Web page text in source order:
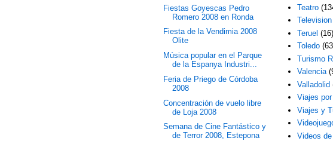
Fiestas Goyescas Pedro
Romero 2008 en Ronda
Fiesta de la Vendimia 2008
Olite
Música popular en el Parque
de la Espanya Industri...
Feria de Priego de Córdoba
2008
Concentración de vuelo libre
de Loja 2008
Semana de Cine Fantástico y
de Terror 2008, Estepona
Teatro
Television
Teruel (16)
Toledo
Turismo
Valencia
Valladolid
Viajes
Viajes y
Videos